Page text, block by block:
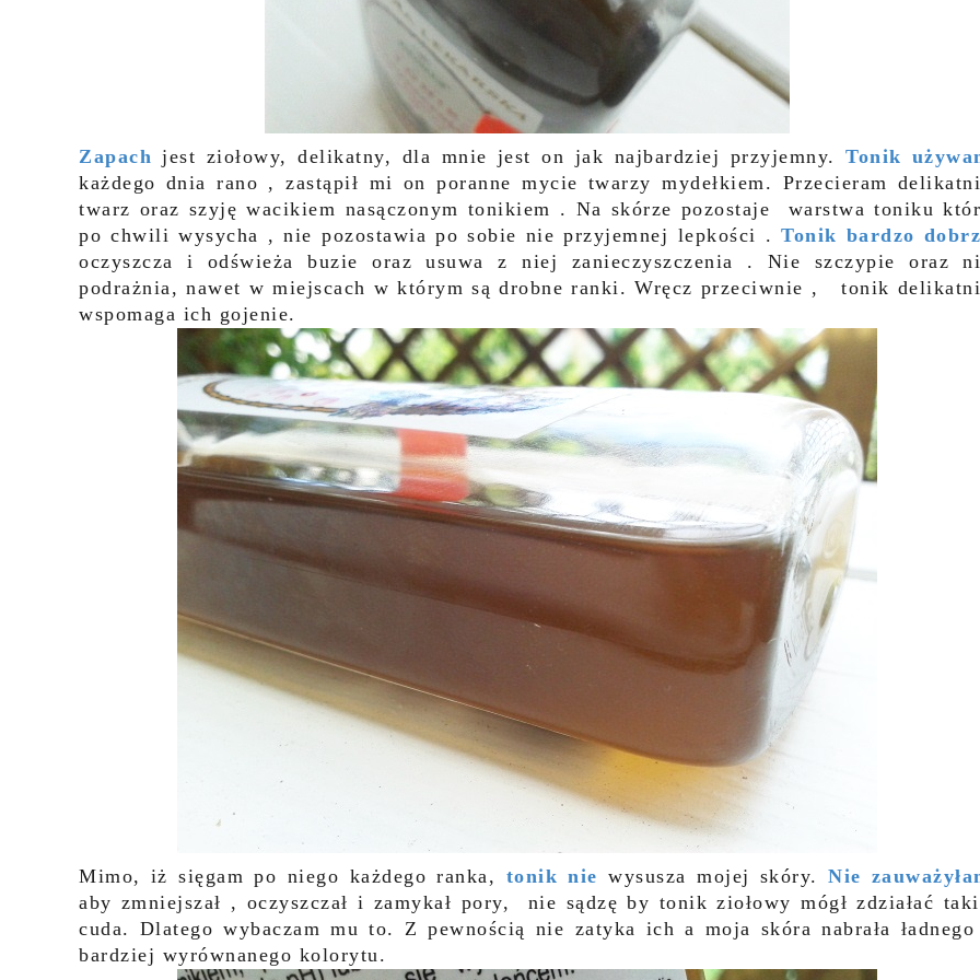
Zapachjest ziołowy, delikatny, dla mnie jest on jak najbardziej przyjemny.Tonik
każdego dnia rano , zastąpił mi on poranne mycie twarzy mydełkiem. Przecieram
twarz oraz szyję wacikiem nasączonym tonikiem . Na skórze pozostaje warstwa toniku
po chwili wysycha , nie pozostawia po sobie nie przyjemnej lepkości .Tonik bardzo
oczyszcza i odświeża buzie oraz usuwa z niej zanieczyszczenia . Nie szczypie oraz
podrażnia, nawet w miejscach w którym są drobne ranki. Wręcz przeciwnie , tonik
wspomaga ich gojenie.
Mimo, iż sięgam po niego każdego ranka, tonik nie wysusza mojej skóry. Nie
aby zmniejszał , oczyszczał i zamykał pory, nie sądzę by tonik ziołowy mógł zdziałać
cuda. Dlatego wybaczam mu to. Z pewnością nie zatyka ich a moja skóra nabrała
bardziej wyrównanego kolorytu.